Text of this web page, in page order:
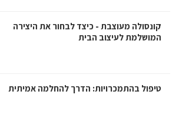
קונסולה מעוצבת - כיצד לבחור את היצירה
המושלמת לעיצוב הבית
טיפול בהתמכרויות: הדרך להחלמה אמיתית